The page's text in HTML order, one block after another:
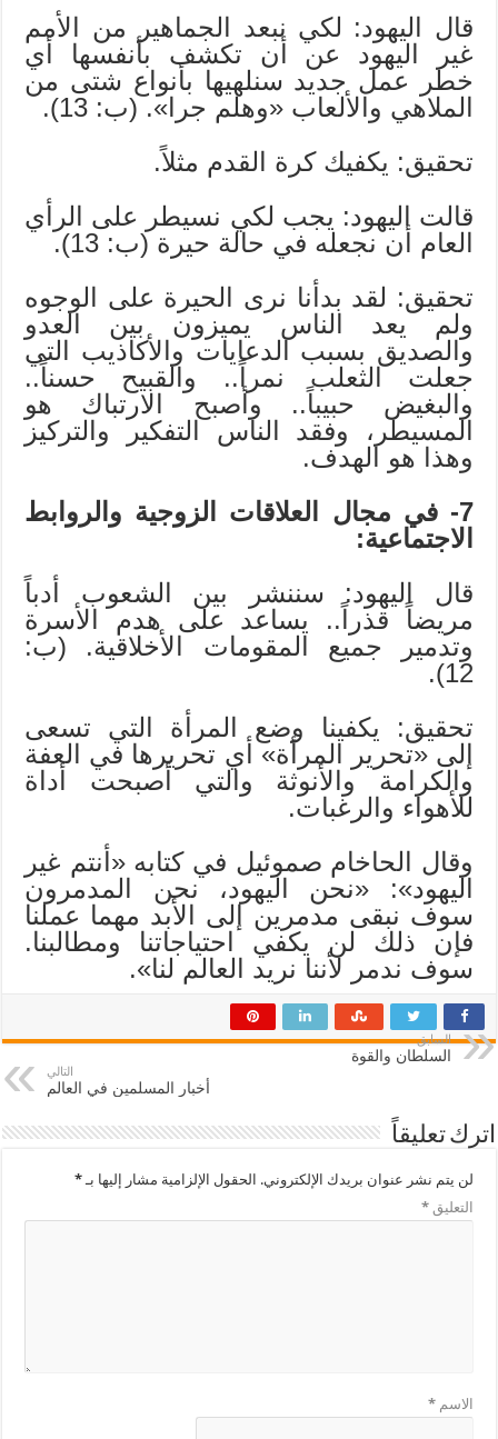
قال اليهود: لكي نبعد الجماهير من الأمم
غير اليهود عن أن تكشف بأنفسها أي
خطر عمل جديد سنلهيها بأنواع شتى من
الملاهي والألعاب «وهلم جرا». (ب: 13).
تحقيق: يكفيك كرة القدم مثلاً.
قالت اليهود: يجب لكي نسيطر على الرأي
العام أن نجعله في حالة حيرة (ب: 13).
تحقيق: لقد بدأنا نرى الحيرة على الوجوه
ولم يعد الناس يميزون بين العدو
والصديق بسبب الدعايات والأكاذيب التي
جعلت الثعلب نمراً.. والقبيح حسناً..
والبغيض حبيباً.. وأصبح الارتباك هو
المسيطر، وفقد الناس التفكير والتركيز
وهذا هو الهدف.
7- في مجال العلاقات الزوجية والروابط
الاجتماعية:
قال اليهود: سننشر بين الشعوب أدباً
مريضاً قذراً.. يساعد على هدم الأسرة
وتدمير جميع المقومات الأخلاقية. (ب:
12).
تحقيق: يكفينا وضع المرأة التي تسعى
إلى «تحرير المرأة» أي تحريرها في العفة
والكرامة والأنوثة والتي أصبحت أداة
للأهواء والرغبات.
وقال الحاخام صموئيل في كتابه «أنتم غير
اليهود»: «نحن اليهود، نحن المدمرون
سوف نبقى مدمرين إلى الأبد مهما عملنا
فإن ذلك لن يكفي احتياجاتنا ومطالبنا.
سوف ندمر لأننا نريد العالم لنا».
السابق
السلطان والقوة
التالي
أخبار المسلمين في العالم
اترك تعليقاً
لن يتم نشر عنوان بريدك الإلكتروني. الحقول الإلزامية مشار إليها بـ*
التعليق*
الاسم*